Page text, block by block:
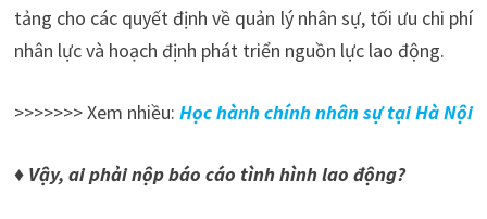
tảng cho các quyết định về quản lý nhân sự, tối ưu chi phí
nhân lực và hoạch định phát triển nguồn lực lao động.
>>>>>>> Xem nhiều: Học hành chính nhân sự tại Hà Nội
♦ Vậy, ai phải nộp báo cáo tình hình lao động?